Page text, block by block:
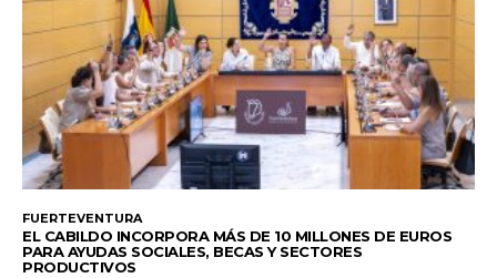
FUERTEVENTURA
EL CABILDO INCORPORA MÁS DE 10 MILLONES DE EUROS
PARA AYUDAS SOCIALES, BECAS Y SECTORES
PRODUCTIVOS